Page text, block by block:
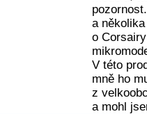
a
o
V této
mně ho
z
a mohl